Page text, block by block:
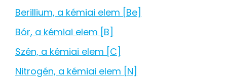
Berillium, a kémiai elem [Be]
Bór, a kémiai elem [B]
Szén, a kémiai elem [C]
Nitrogén, a kémiai elem [N]